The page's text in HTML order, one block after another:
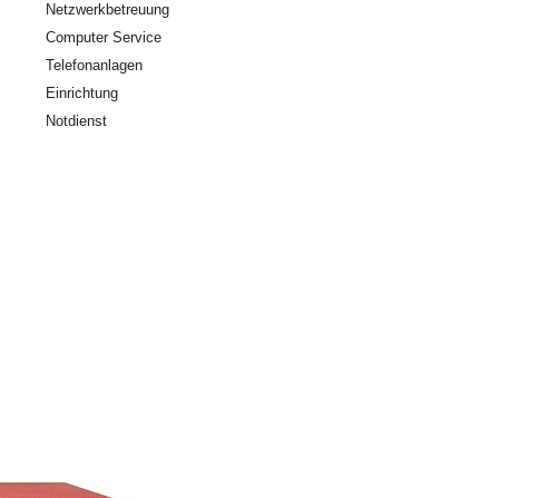
Netzwerkbetreuung
Computer Service
Telefonanlagen
Einrichtung
Notdienst